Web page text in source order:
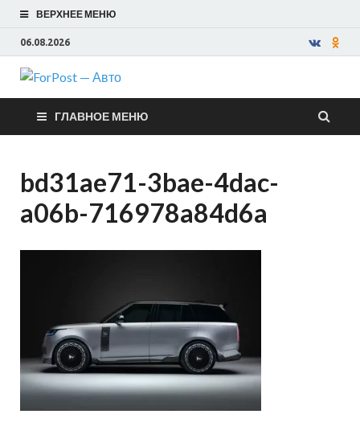
ВЕРХНЕЕ МЕНЮ
06.08.2026
ForPost —
Авто
ГЛАВНОЕ МЕНЮ
bd31ae71-3bae-4dac-
a06b-716978a84d6a